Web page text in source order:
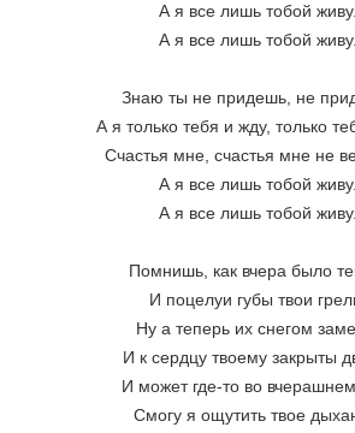
А я все лишь тобой живу.
А я все лишь тобой живу.
Знаю ты не придешь, не
А я только тебя и жду, только
Счастья мне, счастья мне не
А я все лишь тобой живу.
А я все лишь тобой живу.
Помнишь, как вчера было
И поцелуи губы твои
Ну а теперь их снегом
И к сердцу твоему закрыты
И может где-то во
Смогу я ощутить твое